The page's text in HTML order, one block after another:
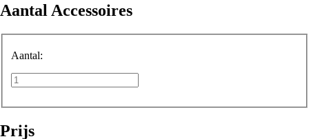
Aantal Accessoires
Aantal:
Prijs